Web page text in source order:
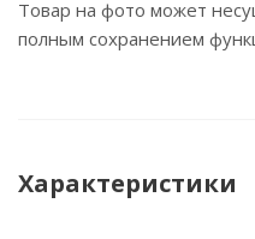
Товар на фото может
полным сохранением
Характеристики